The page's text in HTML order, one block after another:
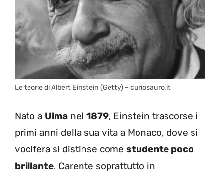
Le teorie di Albert Einstein (Getty) – curiosauro.it
Nato a Ulma nel 1879, Einstein trascorse i
primi anni della sua vita a Monaco, dove si
vocifera si distinse come studente poco
brillante. Carente soprattutto in